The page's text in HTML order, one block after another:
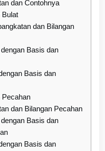
dan Contohnya
Bulat
dan Bilangan
Basis dan
Basis dan
Pecahan
dan Bilangan Pecahan
Basis dan
Basis dan